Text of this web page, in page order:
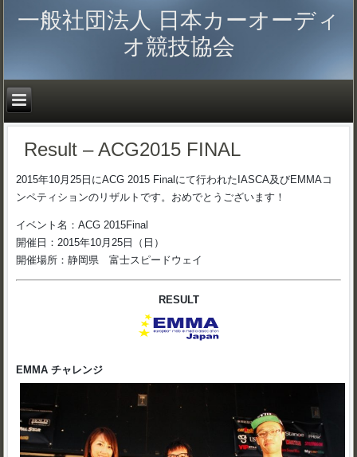
一般社団法人 日本カーオーディ
オ競技協会
Result – ACG2015 FINAL
2015年10月25日にACG 2015 Finalにて行われたIASCA及びEMMAコ
ンペティションのリザルトです。おめでとうございます！
イベント名：ACG 2015Final
開催日：2015年10月25日（日）
開催場所：静岡県 富士スピードウェイ
RESULT
EMMA チャレンジ